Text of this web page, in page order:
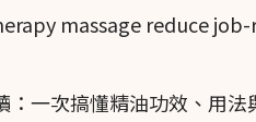
massage reduce
：一次搞懂精油功效、用法